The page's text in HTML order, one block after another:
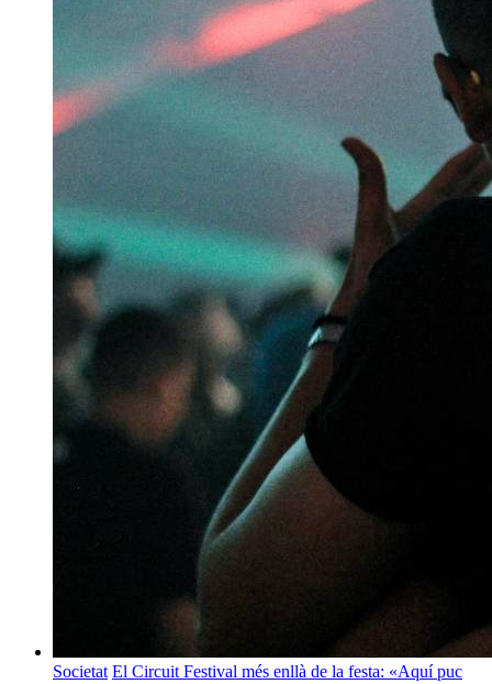
Societat El Circuit Festival més enllà de la festa: «Aquí puc